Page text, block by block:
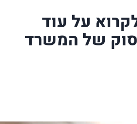
על עוד
של המשרד